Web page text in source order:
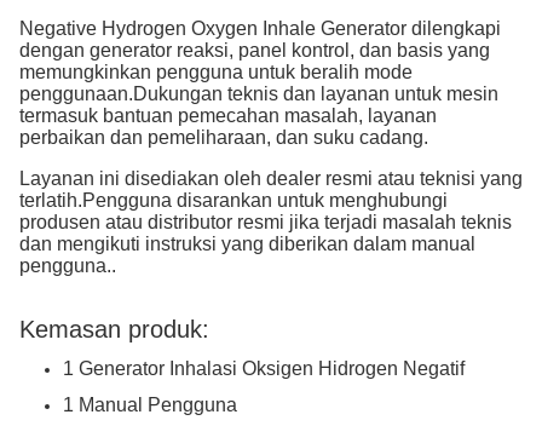
Negative Hydrogen Oxygen Inhale Generator dilengkapi
dengan generator reaksi, panel kontrol, dan basis yang
memungkinkan pengguna untuk beralih mode
penggunaan.Dukungan teknis dan layanan untuk mesin
termasuk bantuan pemecahan masalah, layanan
perbaikan dan pemeliharaan, dan suku cadang.
Layanan ini disediakan oleh dealer resmi atau teknisi yang
terlatih.Pengguna disarankan untuk menghubungi
produsen atau distributor resmi jika terjadi masalah teknis
dan mengikuti instruksi yang diberikan dalam manual
pengguna..
Kemasan produk:
1 Generator Inhalasi Oksigen Hidrogen Negatif
1 Manual Pengguna